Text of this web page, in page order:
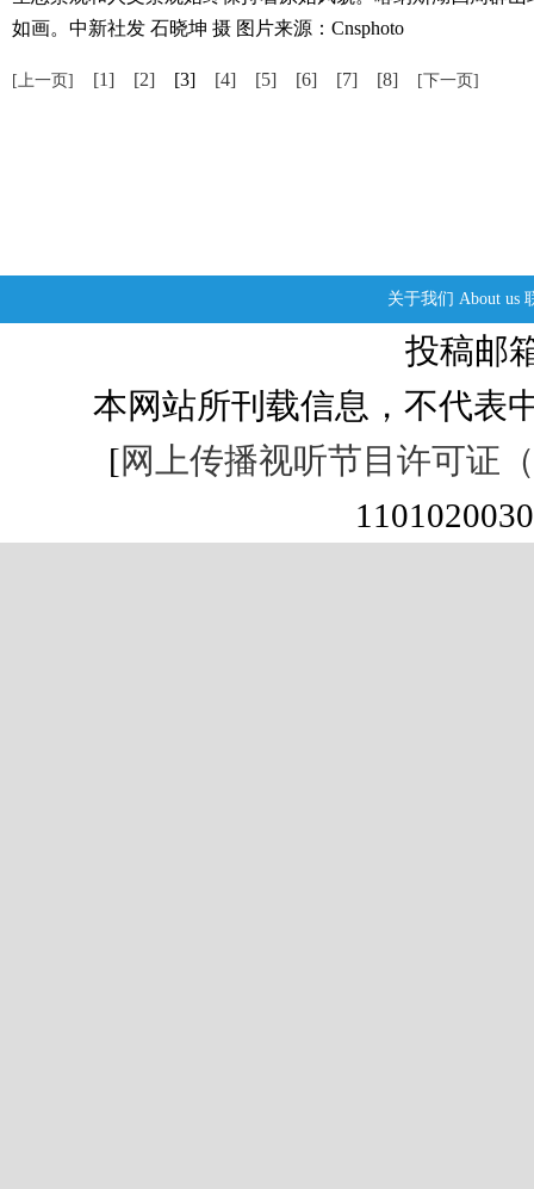
如画。中新社发 石晓坤 摄 图片来源：Cnsphoto
[上一页] [1] [2] [3] [4] [5] [6] [7] [8] [下一页]
关于我们 About us
投稿邮
本网站所刊载信息，不代表
[网上传播视听节目许可证